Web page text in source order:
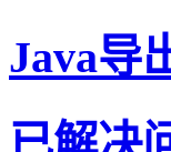
Java导